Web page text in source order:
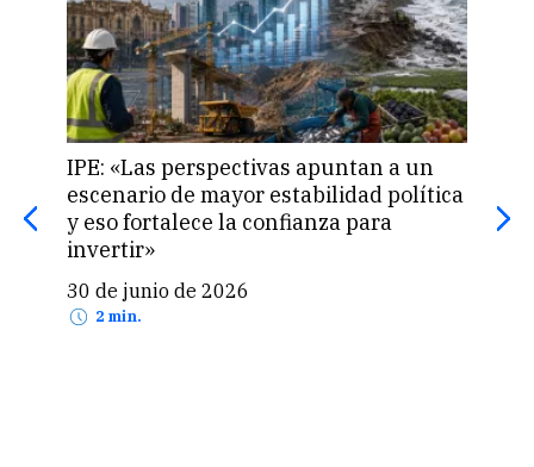
IPE: «Las perspectivas apuntan a un
escenario de mayor estabilidad política
y eso fortalece la confianza para
invertir»
30 de junio de 2026
2 min.
de